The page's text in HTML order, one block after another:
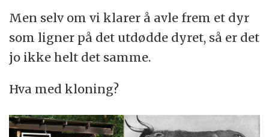
Men selv om vi klarer å avle frem et dyr
som ligner på det utdødde dyret, så er det
jo ikke helt det samme.
Hva med kloning?